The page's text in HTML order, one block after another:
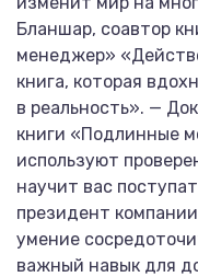
Бланшар, соавтор
менеджер»
книга, которая
в реальность». —
книги «Подлинные
используют
научит вас
президент
умение
важный навык для